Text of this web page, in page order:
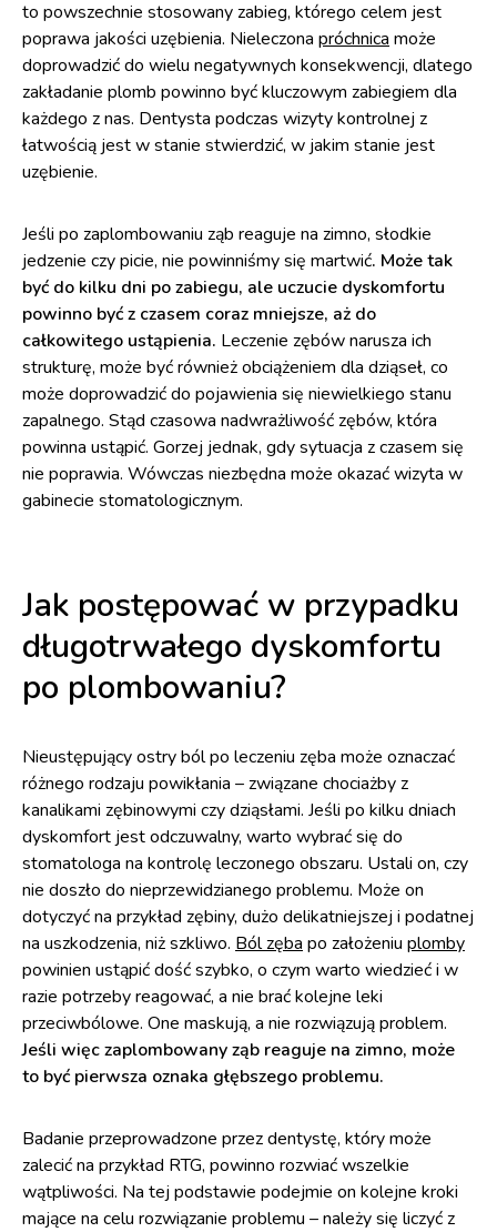
to powszechnie stosowany zabieg, którego celem jest
poprawa jakości uzębienia. Nieleczona próchnica może
doprowadzić do wielu negatywnych konsekwencji, dlatego
zakładanie plomb powinno być kluczowym zabiegiem dla
każdego z nas. Dentysta podczas wizyty kontrolnej z
łatwością jest w stanie stwierdzić, w jakim stanie jest
uzębienie.
Jeśli po zaplombowaniu ząb reaguje na zimno, słodkie
jedzenie czy picie, nie powinniśmy się martwić. Może tak
być do kilku dni po zabiegu, ale uczucie dyskomfortu
powinno być z czasem coraz mniejsze, aż do
całkowitego ustąpienia. Leczenie zębów narusza ich
strukturę, może być również obciążeniem dla dziąseł, co
może doprowadzić do pojawienia się niewielkiego stanu
zapalnego. Stąd czasowa nadwrażliwość zębów, która
powinna ustąpić. Gorzej jednak, gdy sytuacja z czasem się
nie poprawia. Wówczas niezbędna może okazać wizyta w
gabinecie stomatologicznym.
Jak postępować w przypadku
długotrwałego dyskomfortu
po plombowaniu?
Nieustępujący ostry ból po leczeniu zęba może oznaczać
różnego rodzaju powikłania – związane chociażby z
kanalikami zębinowymi czy dziąsłami. Jeśli po kilku dniach
dyskomfort jest odczuwalny, warto wybrać się do
stomatologa na kontrolę leczonego obszaru. Ustali on, czy
nie doszło do nieprzewidzianego problemu. Może on
dotyczyć na przykład zębiny, dużo delikatniejszej i podatnej
na uszkodzenia, niż szkliwo. Ból zęba po założeniu plomby
powinien ustąpić dość szybko, o czym warto wiedzieć i w
razie potrzeby reagować, a nie brać kolejne leki
przeciwbólowe. One maskują, a nie rozwiązują problem.
Jeśli więc zaplombowany ząb reaguje na zimno, może
to być pierwsza oznaka głębszego problemu.
Badanie przeprowadzone przez dentystę, który może
zalecić na przykład RTG, powinno rozwiać wszelkie
wątpliwości. Na tej podstawie podejmie on kolejne kroki
mające na celu rozwiązanie problemu – należy się liczyć z